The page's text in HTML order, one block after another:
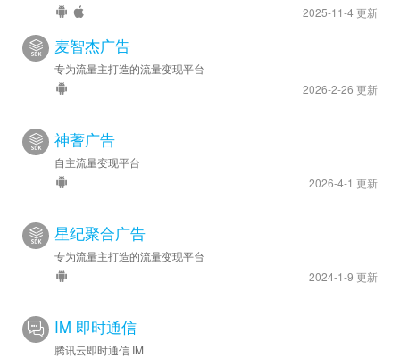
2025-11-4 更新
麦智杰广告
专为流量主打造的流量变现平台
2026-2-26 更新
神蓍广告
自主流量变现平台
2026-4-1 更新
星纪聚合广告
专为流量主打造的流量变现平台
2024-1-9 更新
IM 即时通信
腾讯云即时通信 IM